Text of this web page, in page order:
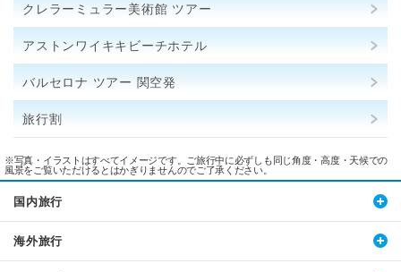
クレラーミュラー美術館 ツアー
アストンワイキキビーチホテル
バルセロナ ツアー 関空発
旅行割
※写真・イラストはすべてイメージです。ご旅行中に必ずしも同じ角度・高度・天候での
風景をご覧いただけるとはかぎりませんのでご了承ください。
国内旅行
海外旅行